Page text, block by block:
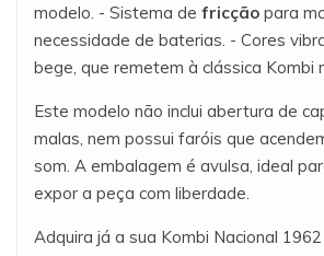
modelo. - Sistema de fricção para
necessidade de baterias. - Cores
bege, que remetem à clássica Kombi
Este modelo não inclui abertura de
malas, nem possui faróis que
som. A embalagem é avulsa, ideal
expor a peça com liberdade.
Adquira já a sua Kombi Nacional